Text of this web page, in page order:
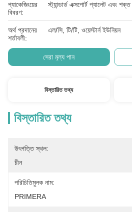
প্যাকেজিংয়ের
বিবরণ:
স্ট্যান্ডার্ড এক্সপোর্ট প্যালেট এবং
অর্থ প্রদানের
শর্তাবলী:
এল/সি, টি/টি, ওয়েস্টার্ন ইউনিয়ন
সেরা মূল্য পান
বিস্তারিত তথ্য
বিস্তারিত তথ্য
উৎপত্তি স্থল:
চীন
পরিচিতিমুলক নাম:
PRIMERA